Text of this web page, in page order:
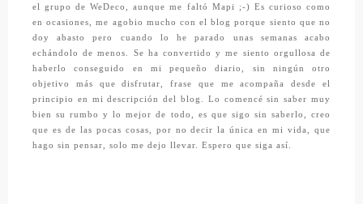
el grupo de WeDeco, aunque me faltó Mapi ;-) Es curioso como
en ocasiones, me agobio mucho con el blog porque siento que no
doy abasto pero cuando lo he parado unas semanas acabo
echándolo de menos. Se ha convertido y me siento orgullosa de
haberlo conseguido en mi pequeño diario, sin ningún otro
objetivo más que disfrutar, frase que me acompaña desde el
principio en mi descripción del blog. Lo comencé sin saber muy
bien su rumbo y lo mejor de todo, es que sigo sin saberlo, creo
que es de las pocas cosas, por no decir la única en mi vida, que
hago sin pensar, solo me dejo llevar. Espero que siga así.